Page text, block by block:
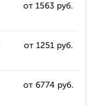
от 1563 руб.
от 1251 руб.
от 6774 руб.